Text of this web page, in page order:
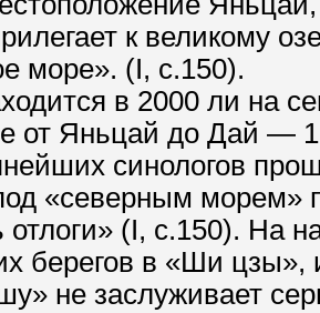
к великому
море». (I, с.150).
в 2000 ли на
от Яньцай до Дай —
синологов
«северным морем»
отлоги» (I, с.150). На
берегов в «Ши цзы»,
не заслуживает